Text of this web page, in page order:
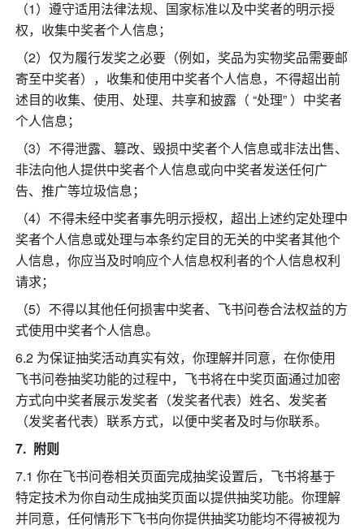
（1）遵守适用法律法规、国家标准以及中奖者的明示授
权，收集中奖者个人信息；
（2）仅为履行发奖之必要（例如，奖品为实物奖品需要邮
寄至中奖者），收集和使用中奖者个人信息，不得超出前
述目的收集、使用、处理、共享和披露（ “处理” ）中奖者
个人信息；
（3）不得泄露、篡改、毁损中奖者个人信息或非法出售、
非法向他人提供中奖者个人信息或向中奖者发送任何广
告、推广等垃圾信息；
（4）不得未经中奖者事先明示授权，超出上述约定处理中
奖者个人信息或处理与本条约定目的无关的中奖者其他个
人信息，你应当及时响应个人信息权利者的个人信息权利
请求；
（5）不得以其他任何损害中奖者、飞书问卷合法权益的方
式使用中奖者个人信息。
6.2 为保证抽奖活动真实有效，你理解并同意，在你使用
飞书问卷抽奖功能的过程中，飞书将在中奖页面通过加密
方式向中奖者展示发奖者（发奖者代表）姓名、发奖者
（发奖者代表）联系方式，以便中奖者及时与你联系。
附则
7.1 你在飞书问卷相关页面完成抽奖设置后，飞书将基于
特定技术为你自动生成抽奖页面以提供抽奖功能。你理解
并同意，任何情形下飞书向你提供抽奖功能均不得被视为